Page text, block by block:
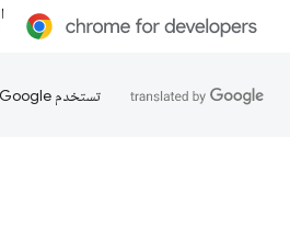
تستخدم Google تكنولوجيا الذكاء الاصطناعي لترجمة المحتوى إلى لغتك المفضّلة، وقد تتضمّن بعض الأخطاء.